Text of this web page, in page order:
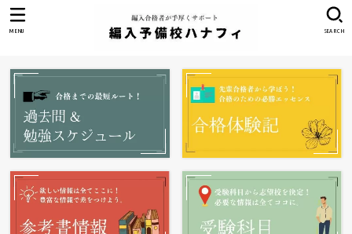
SEARCH
MENU